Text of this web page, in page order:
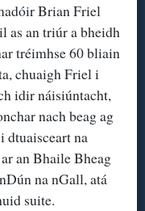
Brian Friel
as an triúr a bheidh
tréimhse 60 bliain
chuaigh Friel i
idir náisiúntacht,
nach beag ag
dtuaisceart na
an Bhaile Bheag
na nGall, atá
suite.